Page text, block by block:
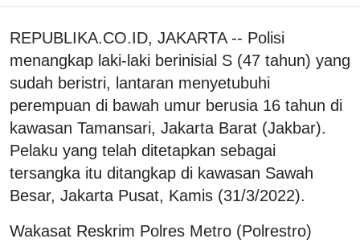
REPUBLIKA.CO.ID, JAKARTA -- Polisi
menangkap laki-laki berinisial S (47 tahun) yang
sudah beristri, lantaran menyetubuhi
perempuan di bawah umur berusia 16 tahun di
kawasan Tamansari, Jakarta Barat (Jakbar).
Pelaku yang telah ditetapkan sebagai
tersangka itu ditangkap di kawasan Sawah
Besar, Jakarta Pusat, Kamis (31/3/2022).
Wakasat Reskrim Polres Metro (Polrestro)